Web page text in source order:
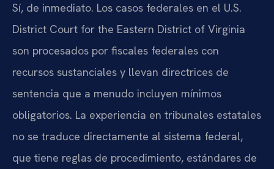
Sí, de inmediato. Los casos federales en el U.S.
District Court for the Eastern District of Virginia
son procesados por fiscales federales con
recursos sustanciales y llevan directrices de
sentencia que a menudo incluyen mínimos
obligatorios. La experiencia en tribunales estatales
no se traduce directamente al sistema federal,
que tiene reglas de procedimiento, estándares de